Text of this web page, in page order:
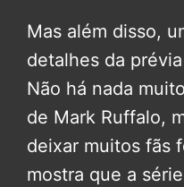
Mas além disso,
detalhes da
Não há nada
de Mark Ruffalo,
deixar muitos fãs
mostra que a série